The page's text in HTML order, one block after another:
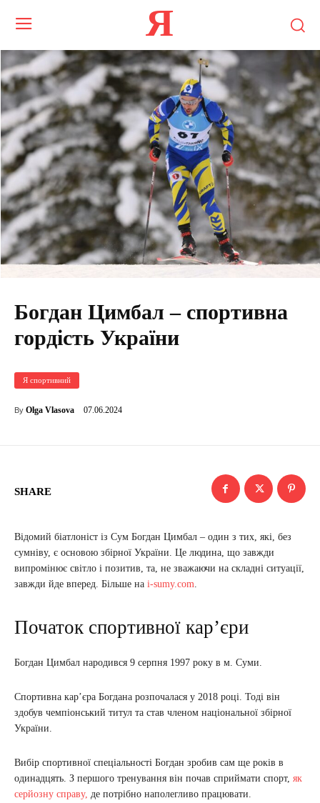
Я
Богдан Цимбал – спортивна
гордість України
Я спортивний
By Olga Vlasova 07.06.2024
SHARE
Відомий біатлоніст із Сум Богдан Цимбал – один з тих, які, без
сумніву, є основою збірної України. Це людина, що завжди
випромінює світло і позитив, та, не зважаючи на складні ситуації,
завжди йде вперед. Більше на i-sumy.com.
Початок спортивної кар’єри
Богдан Цимбал народився 9 серпня 1997 року в м. Суми.
Спортивна кар’єра Богдана розпочалася у 2018 році. Тоді він
здобув чемпіонський титул та став членом національної збірної
України.
Вибір спортивної спеціальності Богдан зробив сам ще років в
одинадцять. З першого тренування він почав сприймати спорт, як
серйозну справу, де потрібно наполегливо працювати.